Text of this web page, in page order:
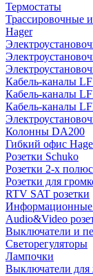
Термостаты
Трассировочные
Hager
Кабель-каналы
Кабель-каналы
Кабель-каналы
Колонны DA200
Гибкий офис
Розетки Schuko
Розетки 2-х
Розетки для
RTV SAT розетки
Информационные
Audio&Video
Выключатели и
Светорегуляторы
Лампочки
Выключатели для